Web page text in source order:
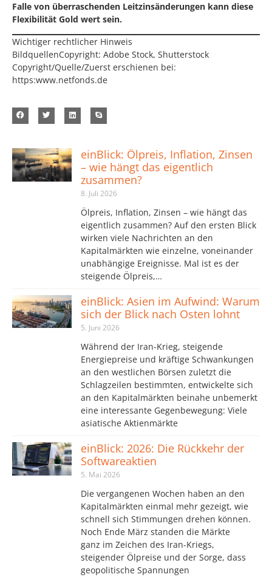
Falle von überraschenden Leitzinsänderungen kann diese
Flexibilität Gold wert sein.
Wichtiger rechtlicher Hinweis
BildquellenCopyright: Adobe Stock, Shutterstock
Copyright/Quelle/Zuerst erschienen bei:
https:www.netfonds.de
einBlick: Ölpreis, Inflation, Zinsen
– wie hängt das eigentlich
zusammen?
8. Juli 2026
Ölpreis, Inflation, Zinsen – wie hängt das
eigentlich zusammen? Auf den ersten Blick
wirken viele Nachrichten an den
Kapitalmärkten wie einzelne, voneinander
unabhängige Ereignisse. Mal ist es der
steigende Ölpreis,…
einBlick: Asien im Aufwind: Warum
sich der Blick nach Osten lohnt
5. Juni 2026
Während der Iran-Krieg, steigende
Energiepreise und kräftige Schwankungen
an den westlichen Börsen zuletzt die
Schlagzeilen bestimmten, entwickelte sich
an den Kapitalmärkten beinahe unbemerkt
eine interessante Gegenbewegung: Viele
asiatische Aktienmärkte
einBlick: 2026: Die Rückkehr der
Softwareaktien
5. Mai 2026
Die vergangenen Wochen haben an den
Kapitalmärkten einmal mehr gezeigt, wie
schnell sich Stimmungen drehen können.
Noch Ende März standen die Märkte
ganz im Zeichen des Iran-Kriegs,
steigender Ölpreise und der Sorge, dass
geopolitische Spannungen